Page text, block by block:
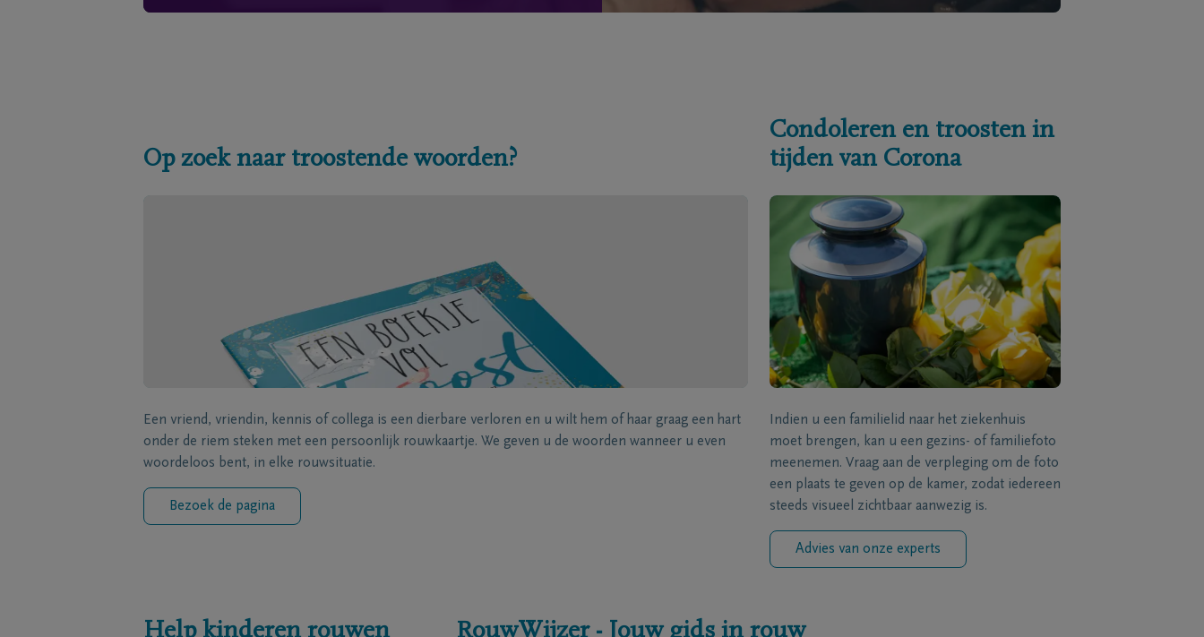
Op zoek naar troostende woorden?
Een vriend, vriendin, kennis of collega is een dierbare verloren en u wilt hem of haar graag een hart
onder de riem steken met een persoonlijk rouwkaartje. We geven u de woorden wanneer u even
woordeloos bent, in elke rouwsituatie.
Bezoek de pagina
Condoleren en troosten in
tijden van Corona
Indien u een familielid naar het ziekenhuis
moet brengen, kan u een gezins- of familiefoto
meenemen. Vraag aan de verpleging om de foto
een plaats te geven op de kamer, zodat iedereen
steeds visueel zichtbaar aanwezig is.
Advies van onze experts
Help kinderen rouwen RouwWijzer - Jouw gids in rouw